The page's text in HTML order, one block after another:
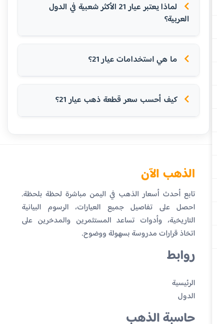
لماذا يعتبر عيار 21 الأكثر شعبية في الدول
العربية؟
ما هي استخدامات عيار 21؟
كيف أحسب سعر قطعة ذهب عيار 21؟
الذهب الآن
تابع أحدث أسعار الذهب في اليمن مباشرة لحظة بلحظة.
احصل على تفاصيل جميع العيارات، الرسوم البيانية
التاريخية، وأدوات تساعد المستثمرين والمدخرين على
اتخاذ قرارات مدروسة بسهولة ووضوح.
روابط
الرئيسية
الدول
حاسبة الذهب